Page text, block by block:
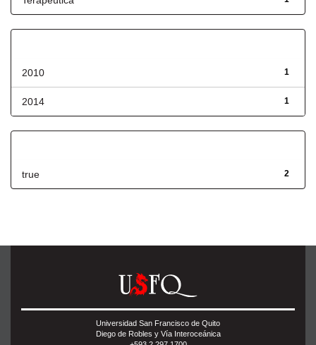
1
2010
1
2014
2
true
Universidad San Francisco de Quito
Diego de Robles y Vía Interoceánica